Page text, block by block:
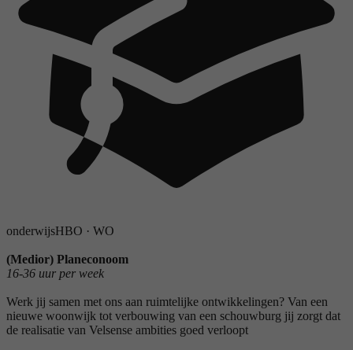
onderwijsHBO · WO
(Medior) Planeconoom
16-36 uur per week
Werk jij samen met ons aan ruimtelijke ontwikkelingen? Van een
nieuwe woonwijk tot verbouwing van een schouwburg jij zorgt dat
de realisatie van Velsense ambities goed verloopt